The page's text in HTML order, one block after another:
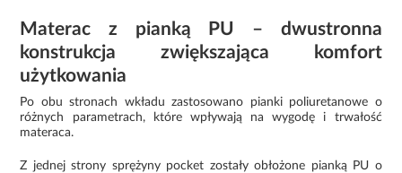
Materac z pianką PU – dwustronna
konstrukcja zwiększająca komfort
użytkowania
Po obu stronach wkładu zastosowano pianki poliuretanowe o
różnych parametrach, które wpływają na wygodę i trwałość
materaca.
Z jednej strony sprężyny pocket zostały obłożone pianką PU o